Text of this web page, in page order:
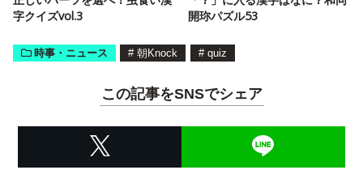
字クイズvol.3
開珎パズル53
時事・ニュース # 朝Knock # quiz
この記事をSNSでシェア